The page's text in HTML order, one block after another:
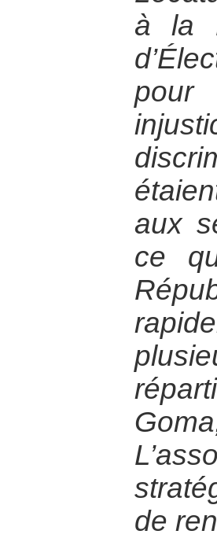
à la
pour
aux
ce
de